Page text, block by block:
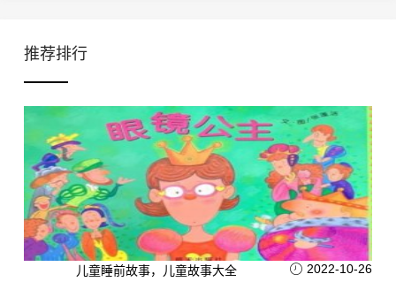
推荐排行
儿童睡前故事，儿童故事大全 2022-10-26